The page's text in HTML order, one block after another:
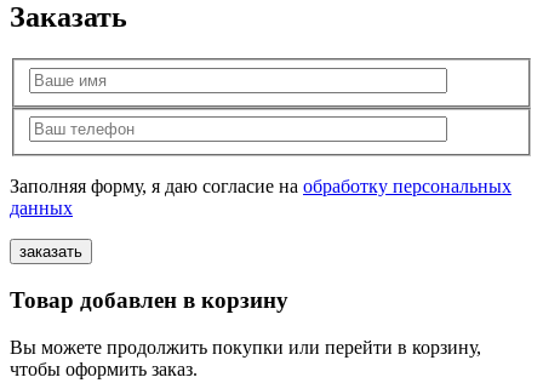
Заказать
Заполняя форму, я даю согласие на обработку персональных
данных
Товар добавлен в корзину
Вы можете продолжить покупки или перейти в корзину,
чтобы оформить заказ.